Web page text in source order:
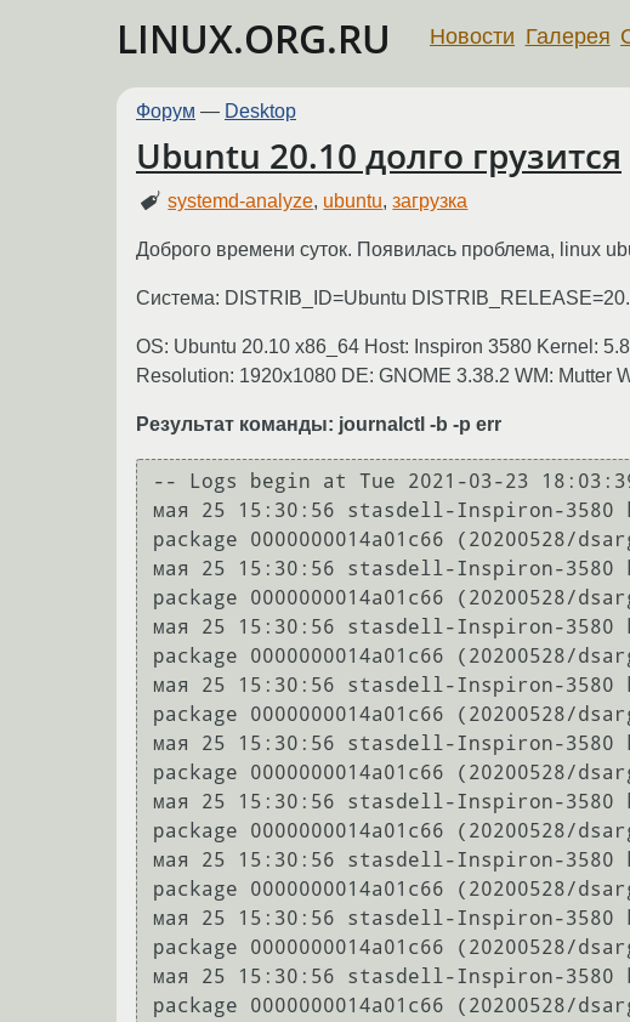
LINUX.ORG.RU Новости Галерея
Форум — Desktop
Ubuntu 20.10 долго грузится
systemd-analyze, ubuntu,загрузка
Доброго времени суток. Появилась проблема, linux
Система: DISTRIB_ID=Ubuntu
OS: Ubuntu 20.10 x86_64 Host: Inspiron 3580 Kernel:
Resolution: 1920x1080 DE: GNOME 3.38.2 WM: Mutter
Результат команды: journalctl -b -p err
-- Logs begin at Tue 2021-03-23
мая 25 15:30:56 stasdell-Inspiron-3580
package 0000000014a01c66 (20200528/
мая 25 15:30:56 stasdell-Inspiron-3580
package 0000000014a01c66 (20200528/
мая 25 15:30:56 stasdell-Inspiron-3580
package 0000000014a01c66 (20200528/
мая 25 15:30:56 stasdell-Inspiron-3580
package 0000000014a01c66 (20200528/
мая 25 15:30:56 stasdell-Inspiron-3580
package 0000000014a01c66 (20200528/
мая 25 15:30:56 stasdell-Inspiron-3580
package 0000000014a01c66 (20200528/
мая 25 15:30:56 stasdell-Inspiron-3580
package 0000000014a01c66 (20200528/
мая 25 15:30:56 stasdell-Inspiron-3580
package 0000000014a01c66 (20200528/
мая 25 15:30:56 stasdell-Inspiron-3580
package 0000000014a01c66 (20200528/